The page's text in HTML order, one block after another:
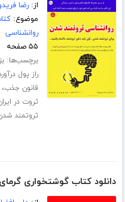
از:رضا
موضوع:
روانشناسی
۵۵ صفحه
برچسب‌ها:
راز پول
قانون جذب
ثروت در
ثروتمند
دانلود کتاب گوشتخواری